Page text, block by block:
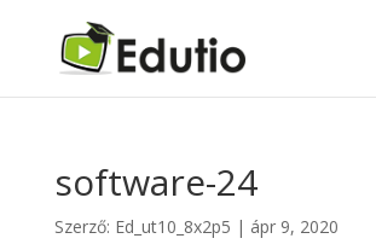
software-24
Szerző: Ed_ut10_8x2p5 | ápr 9, 2020